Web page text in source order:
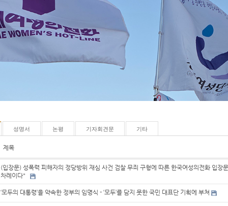
찾아오시는길
성명서 논평 기자회견문 기타
제목
(입장문) 성폭력 피해자의 정당방위 재심 사건 검찰 무죄 구형에 따른 한국여성의전화 입장
차례이다"
‘모두의 대통령’을 약속한 정부의 임명식 - ‘모두’를 담지 못한 국민 대표단 기획에 부쳐